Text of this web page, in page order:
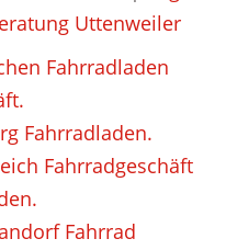
Uttenweiler
Fahrradladen
Fahrradladen.
Fahrradgeschäft
Fahrrad